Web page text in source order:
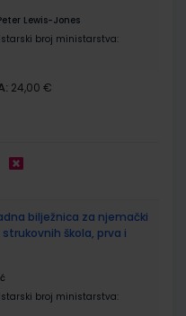
Lewis-Jones
broj ministarstva:
24,00 €
radna bilježnica za njemački
škola, prva i
broj ministarstva: